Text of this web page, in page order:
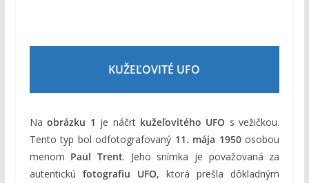
KUŽEĽOVITÉ UFO
Naobrázku 1 je náčrt kužeľovitého UFO s vežičkou.
Tento typ bol odfotografovaný 11. mája 1950osobou
menom Paul Trent. Jeho snímka je považovaná za
autentickú fotografiu UFO, ktorá prešla dôkladným